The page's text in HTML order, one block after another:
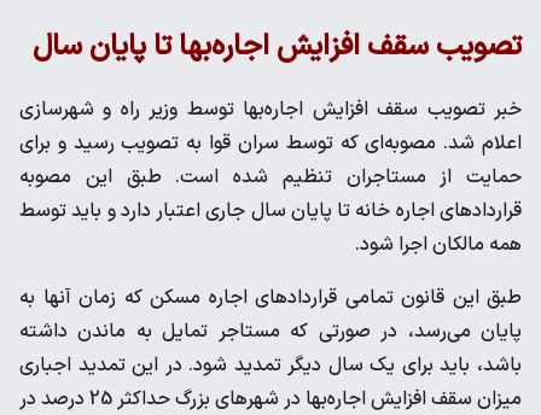
تصویب سقف افزایش اجاره‌بها تا پایان سال
خبر تصویب سقف افزایش اجاره‌بها توسط وزیر راه و شهرسازی
اعلام شد. مصوبه‌ای که توسط سران قوا به تصویب رسید و برای
حمایت از مستاجران تنظیم شده است. طبق این مصوبه
قراردادهای اجاره خانه تا پایان سال جاری اعتبار دارد و باید توسط
همه مالکان اجرا شود.
طبق این قانون تمامی قراردادهای اجاره مسکن که زمان آنها به
پایان می‌رسد، در صورتی که مستاجر تمایل به ماندن داشته
باشد، باید برای یک سال دیگر تمدید شود. در این تمدید اجباری
میزان سقف افزایش اجاره‌بها در شهرهای بزرگ حداکثر 25 درصد در